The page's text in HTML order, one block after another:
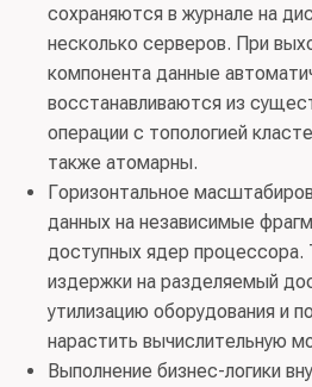
сохраняются в журнале на
несколько серверов. При
компонента данные
восстанавливаются из
операции с топологией
также атомарны.
Горизонтальное
данных на независимые
доступных ядер
издержки на разделяемый
утилизацию оборудования и
нарастить вычислительную
Выполнение бизнес-логики